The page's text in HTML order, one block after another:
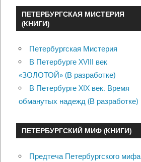
ПЕТЕРБУРГСКАЯ МИСТЕРИЯ
(КНИГИ)
Петербургская Мистерия
В Петербурге XVIII век
«ЗОЛОТОЙ» (В разработке)
В Петербурге XIX век. Время
обманутых надежд (В разработке)
ПЕТЕРБУРГСКИЙ МИФ (КНИГИ)
Предтеча Петербургского мифа